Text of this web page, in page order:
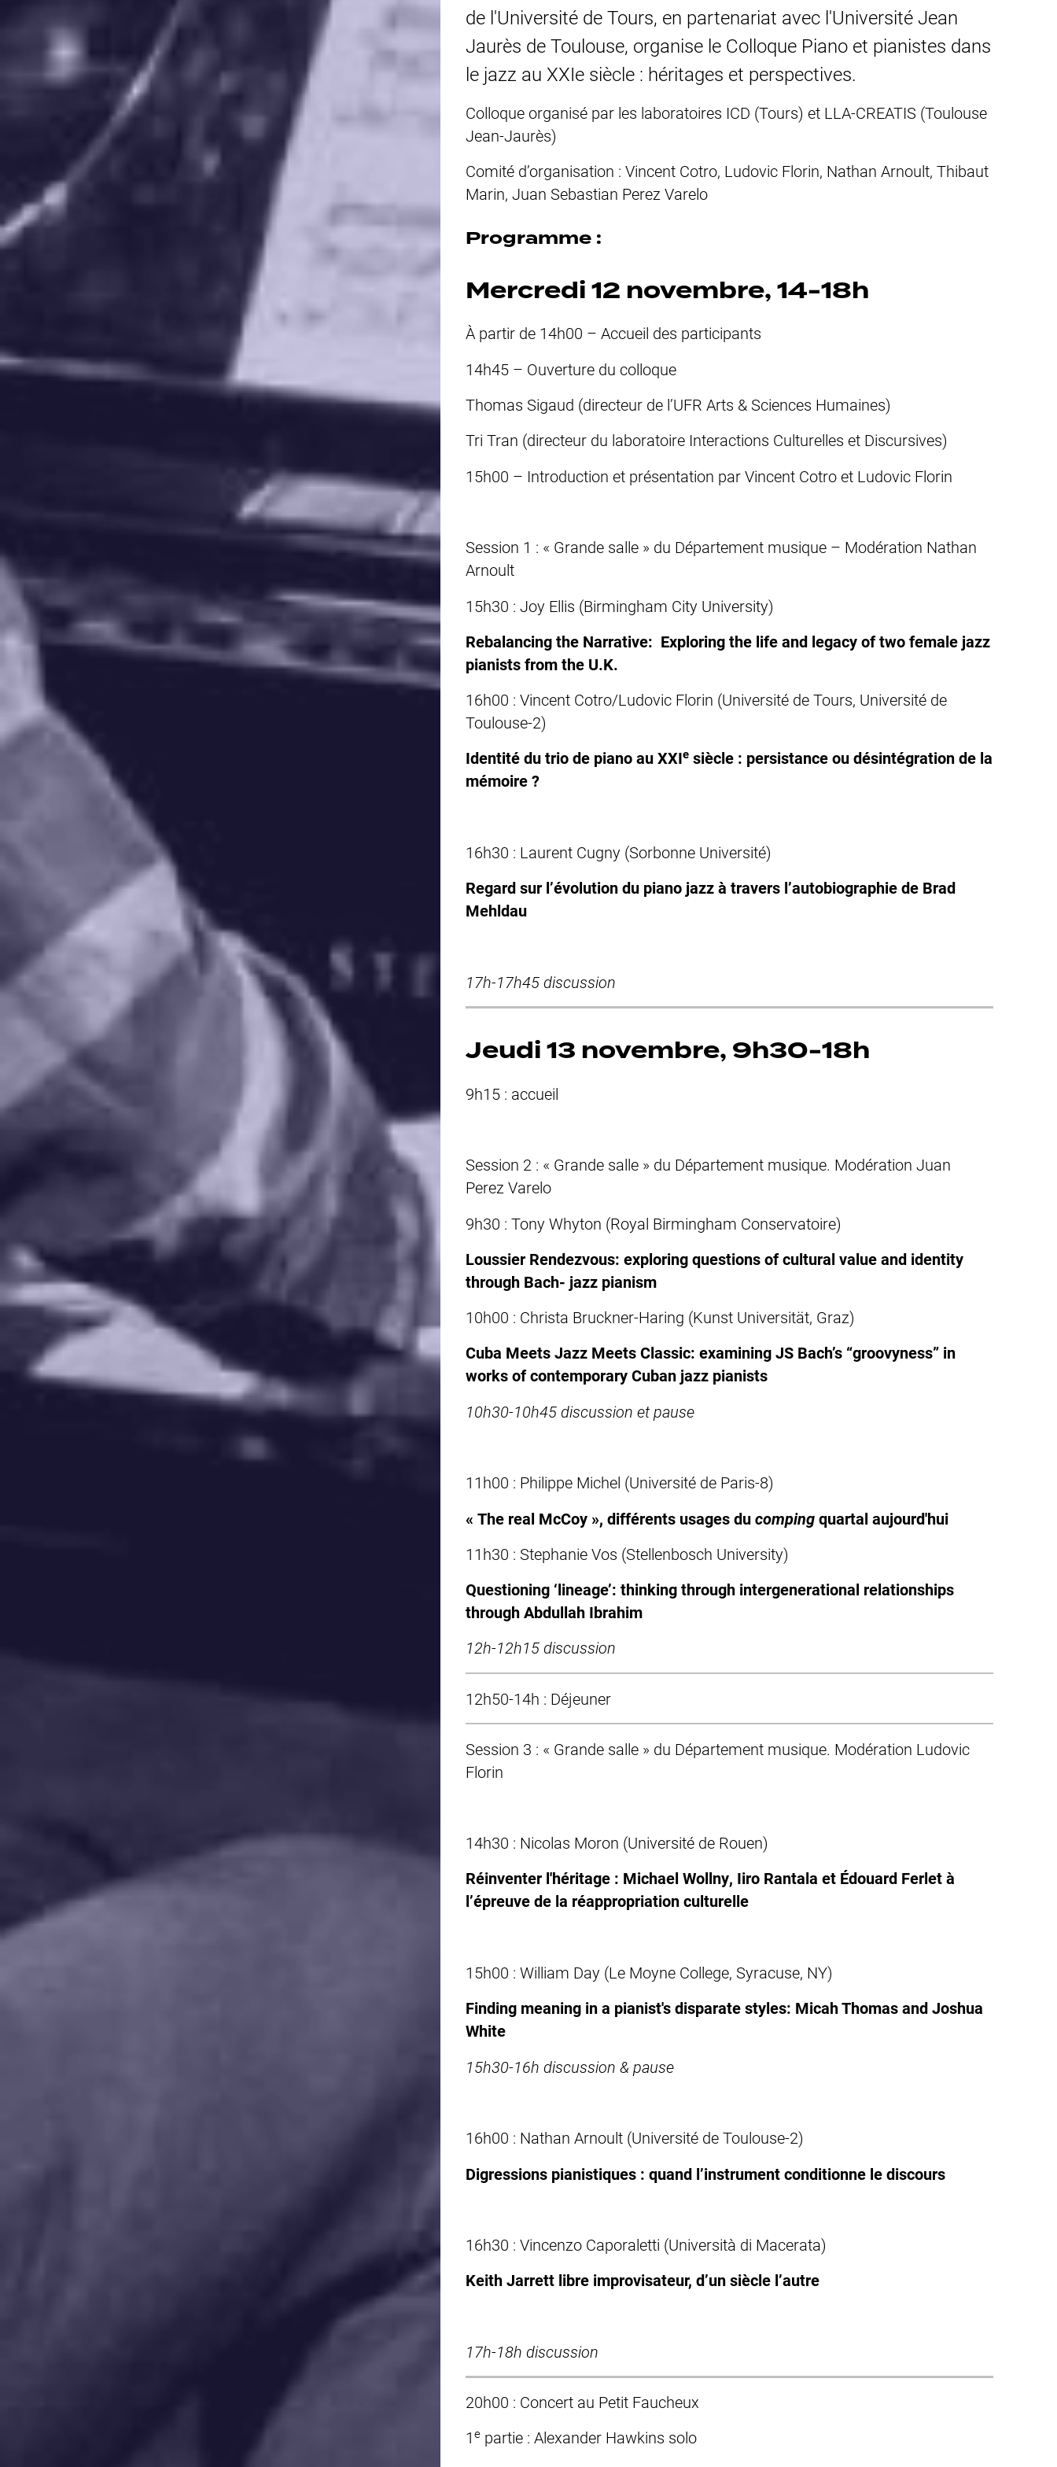
de l'Université de Tours, en partenariat avec l'Université Jean
Jaurès de Toulouse, organise le Colloque Piano et pianistes dans
le jazz au XXIe siècle : héritages et perspectives.
Colloque organisé par les laboratoires ICD (Tours) et LLA-CREATIS (Toulouse
Jean-Jaurès)
Comité d’organisation : Vincent Cotro, Ludovic Florin, Nathan Arnoult, Thibaut
Marin, Juan Sebastian Perez Varelo
Programme :
Mercredi 12 novembre, 14-18h
À partir de 14h00 – Accueil des participants
14h45 – Ouverture du colloque
Thomas Sigaud (directeur de l’UFR Arts & Sciences Humaines)
Tri Tran (directeur du laboratoire Interactions Culturelles et Discursives)
15h00 – Introduction et présentation par Vincent Cotro et Ludovic Florin
Session 1 : « Grande salle » du Département musique – Modération Nathan
Arnoult
15h30 : Joy Ellis (Birmingham City University)
Rebalancing the Narrative: Exploring the life and legacy of two female jazz
pianists from the U.K.
16h00 : Vincent Cotro/Ludovic Florin (Université de Tours, Université de
Toulouse-2)
Identité du trio de piano au XXIe siècle : persistance ou désintégration de la
mémoire ?
16h30 : Laurent Cugny (Sorbonne Université)
Regard sur l’évolution du piano jazz à travers l’autobiographie de Brad
Mehldau
17h-17h45 discussion
Jeudi 13 novembre, 9h30-18h
9h15 : accueil
Session 2 : « Grande salle » du Département musique. Modération Juan
Perez Varelo
9h30 : Tony Whyton (Royal Birmingham Conservatoire)
Loussier Rendezvous: exploring questions of cultural value and identity
through Bach- jazz pianism
10h00 : Christa Bruckner-Haring (Kunst Universität, Graz)
Cuba Meets Jazz Meets Classic: examining JS Bach’s “groovyness” in
works of contemporary Cuban jazz pianists
10h30-10h45 discussion et pause
11h00 : Philippe Michel (Université de Paris-8)
« The real McCoy », différents usages ducompingquartal aujourd'hui
11h30 : Stephanie Vos (Stellenbosch University)
Questioning ‘lineage’: thinking through intergenerational relationships
through Abdullah Ibrahim
12h-12h15 discussion
12h50-14h : Déjeuner
Session 3 : « Grande salle » du Département musique. Modération Ludovic
Florin
14h30 : Nicolas Moron (Université de Rouen)
Réinventer l'héritage : Michael Wollny, Iiro Rantala et Édouard Ferlet à
l’épreuve de la réappropriation culturelle
15h00 : William Day (Le Moyne College, Syracuse, NY)
Finding meaning in a pianist's disparate styles: Micah Thomas and Joshua
White
15h30-16h discussion & pause
16h00 : Nathan Arnoult (Université de Toulouse-2)
Digressions pianistiques : quand l’instrument conditionne le discours
16h30 : Vincenzo Caporaletti (Università di Macerata)
Keith Jarrett libre improvisateur, d’un siècle l’autre
17h-18h discussion
20h00 : Concert au Petit Faucheux
1e partie : Alexander Hawkins solo